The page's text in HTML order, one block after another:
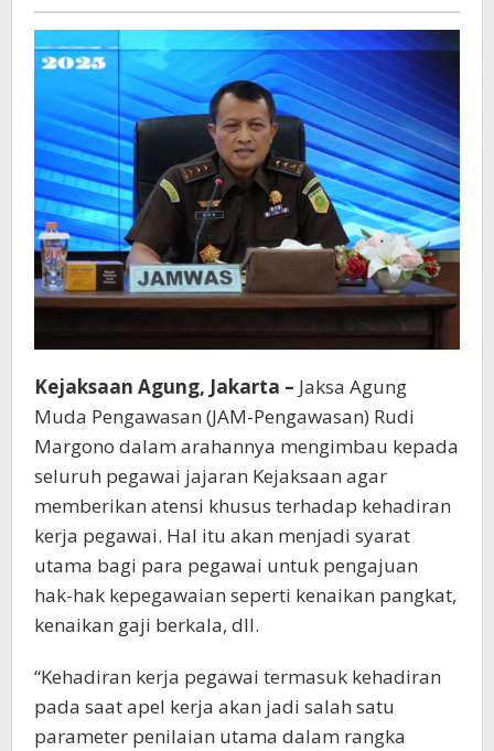
dalam
rangka
Promosi
dan/atau
Demosi
Kejaksaan Agung, Jakarta – Jaksa Agung
Muda Pengawasan (JAM-Pengawasan) Rudi
Margono dalam arahannya mengimbau kepada
seluruh pegawai jajaran Kejaksaan agar
memberikan atensi khusus terhadap kehadiran
kerja pegawai. Hal itu akan menjadi syarat
utama bagi para pegawai untuk pengajuan
hak-hak kepegawaian seperti kenaikan pangkat,
kenaikan gaji berkala, dll.
“Kehadiran kerja pegawai termasuk kehadiran
pada saat apel kerja akan jadi salah satu
parameter penilaian utama dalam rangka